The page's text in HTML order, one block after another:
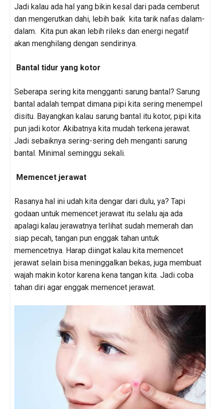
Jadi kalau ada hal yang bikin kesal dari pada cemberut
dan mengerutkan dahi, lebih baik kita tarik nafas dalam-
dalam. Kita pun akan lebih rileks dan energi negatif
akan menghilang dengan sendirinya.
Bantal tidur yang kotor
Seberapa sering kita mengganti sarung bantal? Sarung
bantal adalah tempat dimana pipi kita sering menempel
disitu. Bayangkan kalau sarung bantal itu kotor, pipi kita
pun jadi kotor. Akibatnya kita mudah terkena jerawat.
Jadi sebaiknya sering-sering deh menganti sarung
bantal. Minimal seminggu sekali.
Memencet jerawat
Rasanya hal ini udah kita dengar dari dulu, ya? Tapi
godaan untuk memencet jerawat itu selalu aja ada
apalagi kalau jerawatnya terlihat sudah memerah dan
siap pecah, tangan pun enggak tahan untuk
memencetnya. Harap diingat kalau kita memencet
jerawat selain bisa meninggalkan bekas, juga membuat
wajah makin kotor karena kena tangan kita. Jadi coba
tahan diri agar enggak memencet jerawat.